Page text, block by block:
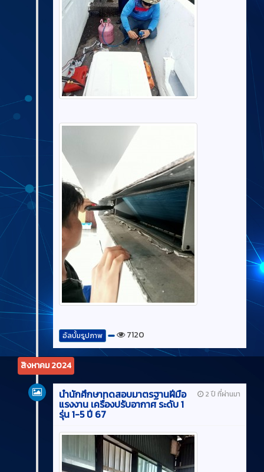
อัลบั้มรูปภาพ 7120
สิงหาคม 2024
2 ปี ที่ผ่านมา
นำนักศึกษาทดสอบมาตรฐานฝีมือ
แรงงาน เครื่องปรับอากาศ ระดับ 1
รุ่น 1-5 ปี 67